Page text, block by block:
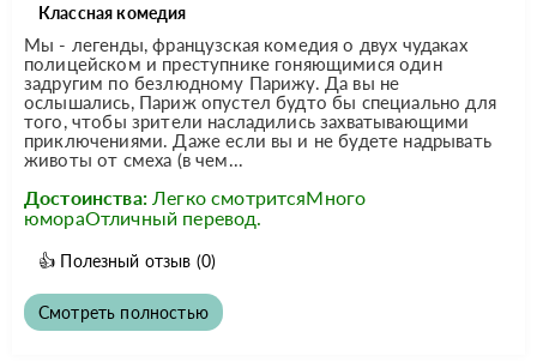
Классная комедия
Мы - легенды, французская комедия о двух чудаках
полицейском и преступнике гоняющимися один
задругим по безлюдному Парижу. Да вы не
ослышались, Париж опустел будто бы специально для
того, чтобы зрители насладились захватывающими
приключениями. Даже если вы и не будете надрывать
животы от смеха (в чем...
Достоинства: Легко смотритсяМного
юмораОтличный перевод.
👍 Полезный отзыв (0)
Смотреть полностью